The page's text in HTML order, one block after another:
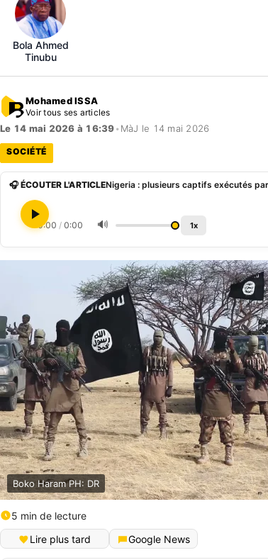
Bola Ahmed
Tinubu
Mohamed ISSA
Voir tous ses articles
Le 14 mai 2026 à 16:39• MàJ le 14 mai 2026
SOCIÉTÉ
🎧 ÉCOUTER L'ARTICLE
0:00 / 0:00 🔊 1x
Boko Haram PH: DR
5 min de lecture
Lire plus tard
Google News